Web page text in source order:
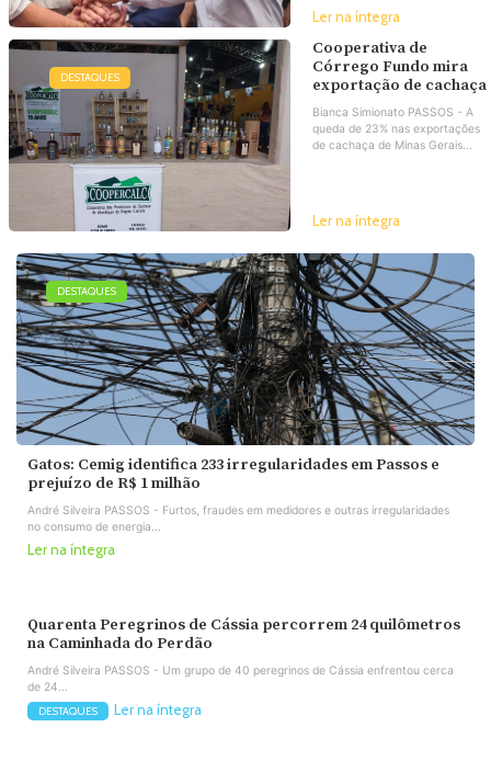
Ler na íntegra
DESTAQUES
Cooperativa de
Córrego Fundo mira
exportação de cachaça
Bianca Simionato PASSOS - A
queda de 23% nas exportações
de cachaça de Minas Gerais...
Ler na íntegra
DESTAQUES
Gatos: Cemig identifica 233 irregularidades em Passos e
prejuízo de R$ 1 milhão
André Silveira PASSOS - Furtos, fraudes em medidores e outras irregularidades
no consumo de energia...
Ler na íntegra
Quarenta Peregrinos de Cássia percorrem 24 quilômetros
na Caminhada do Perdão
André Silveira PASSOS - Um grupo de 40 peregrinos de Cássia enfrentou cerca
de 24...
DESTAQUES Ler na íntegra